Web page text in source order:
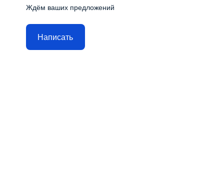
Ждём ваших предложений
Написать